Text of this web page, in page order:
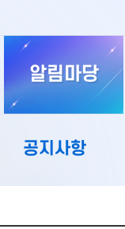
알림마당
공지사항